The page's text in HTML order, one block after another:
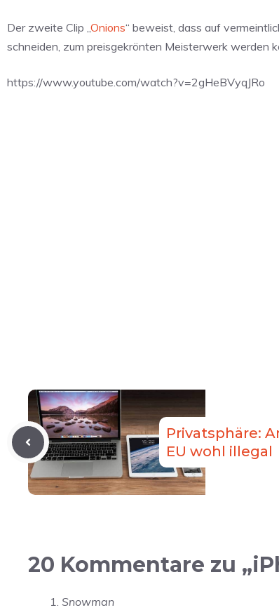
Der zweite Clip „Onions“ beweist, dass auf
schneiden, zum preisgekrönten Meisterwerk werden
https://www.youtube.com/watch?v=2gHeBVyqJRo
Privatsphäre:
EU wohl illegal
20 Kommentare zu
Snowman